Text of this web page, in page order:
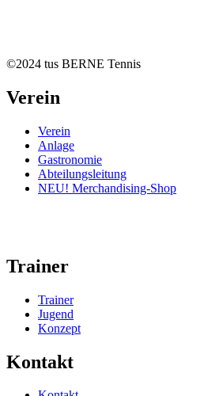
©2024 tus BERNE Tennis
Verein
Verein
Anlage
Gastronomie
Abteilungsleitung
NEU! Merchandising-Shop
Trainer
Trainer
Jugend
Konzept
Kontakt